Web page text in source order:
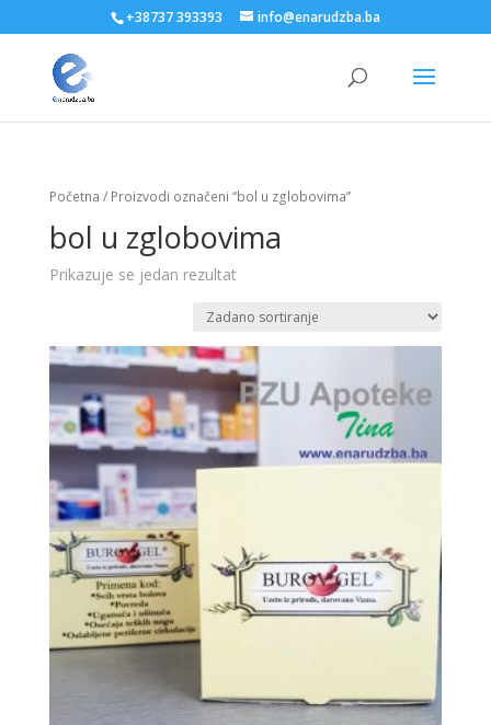
+38737 393393 info@enarudzba.ba
Početna / Proizvodi označeni “bol u zglobovima”
bol u zglobovima
Prikazuje se jedan rezultat